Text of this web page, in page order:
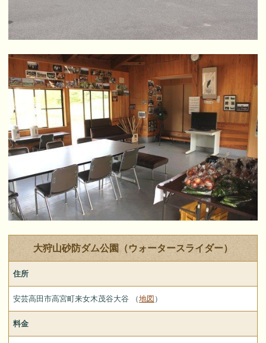
大狩山砂防ダム公園（ウォータースライダー）
住所
安芸高田市高宮町来女木茂谷大谷 （地図 ）
料金